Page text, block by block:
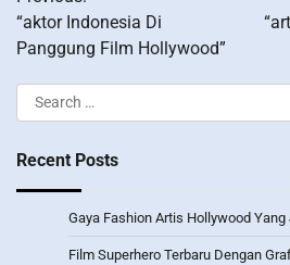
navigation
“aktor Indonesia Di
Panggung Film Hollywood”
Search
for:
Recent Posts
Gaya Fashion Artis Hollywood Yang
Film Superhero Terbaru Dengan